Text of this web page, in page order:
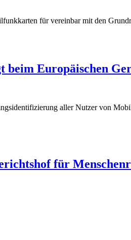
für vereinbar mit den
Europäischen
aller Nutzer von
für